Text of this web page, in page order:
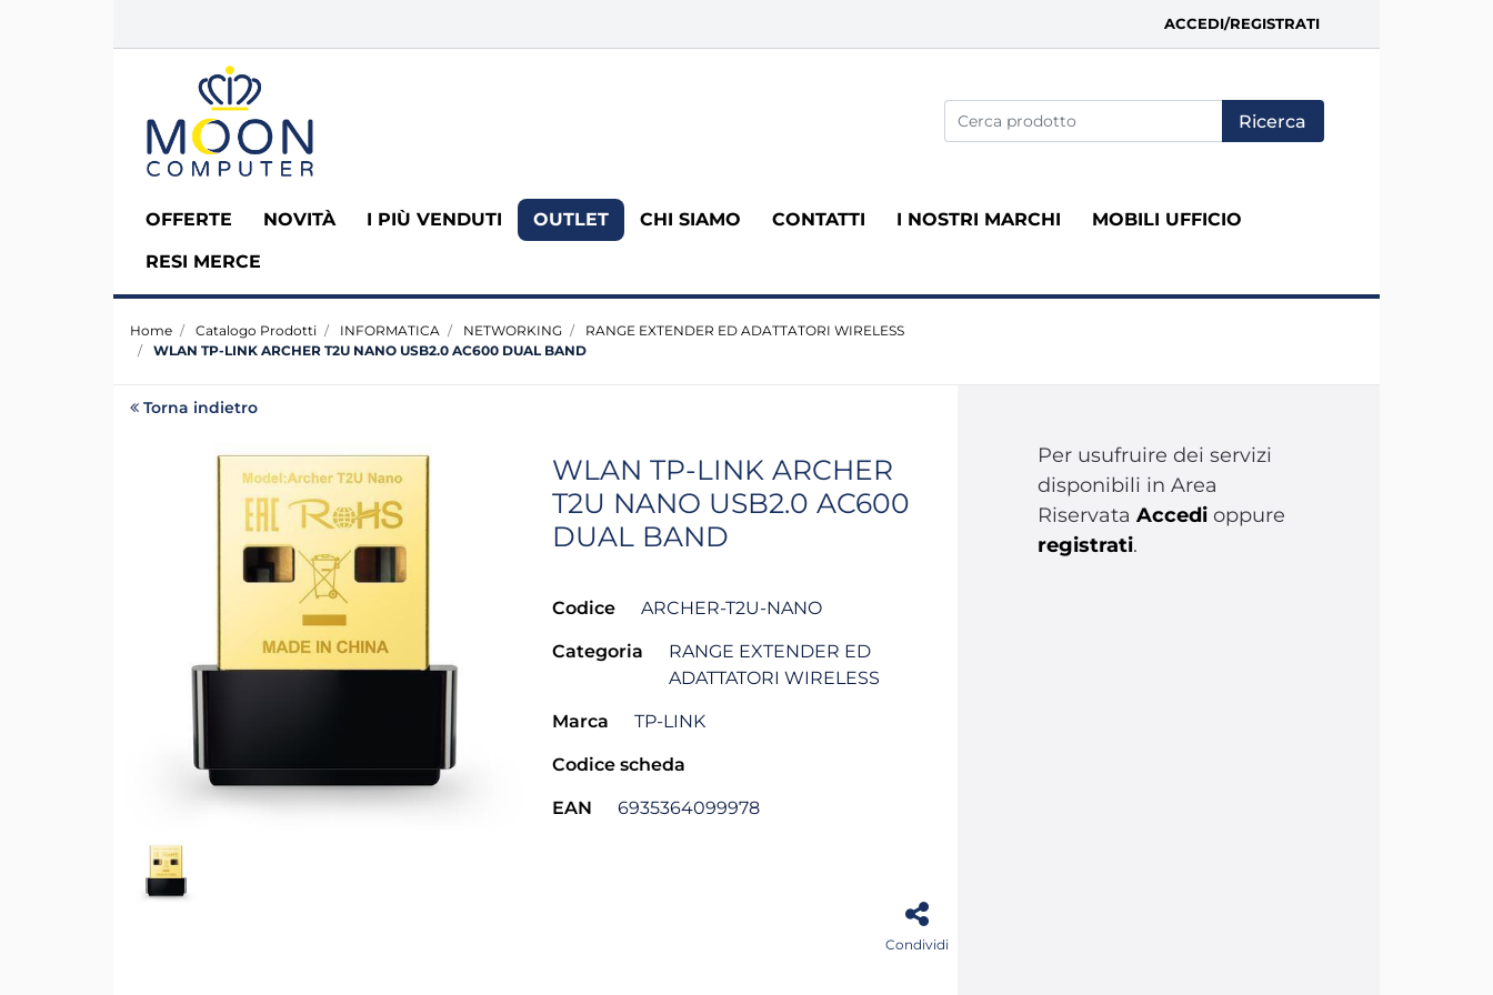
ACCEDI/REGISTRATI
La modifica di un filtro aggiorna automaticamente gli altri filtri
OFFERTE NOVITÀ I PIÙ VENDUTI OUTLET CHI SIAMO CONTATTI I NOSTRI MARCHI
MOBILI UFFICIO
RESI MERCE
Home Catalogo Prodotti INFORMATICA NETWORKING
RANGE EXTENDER ED ADATTATORI WIRELESS
WLAN TP-LINK ARCHER T2U NANO USB2.0 AC600 DUAL BAND
Torna indietro
WLAN TP-LINK ARCHER
T2U NANO USB2.0 AC600
DUAL BAND
Codice ARCHER-T2U-NANO
Categoria
RANGE EXTENDER ED
ADATTATORI WIRELESS
Marca TP-LINK
Codice scheda
EAN 6935364099978
Condividi
Per usufruire dei servizi
disponibili in Area
Riservata Accedi oppure
registrati.